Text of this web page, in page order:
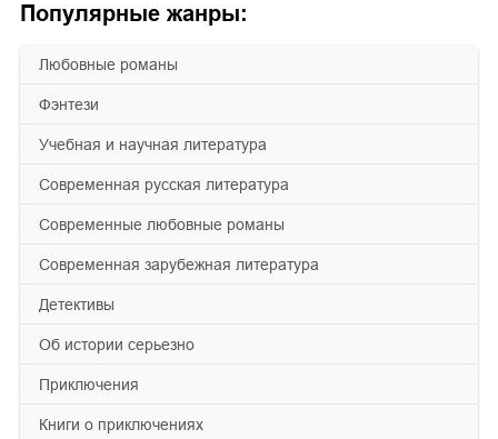
Популярные жанры:
любовные романы
фэнтези
учебная и научная литература
современная русская литература
современные любовные романы
современная зарубежная литература
детективы
об истории серьезно
приключения
книги о приключениях